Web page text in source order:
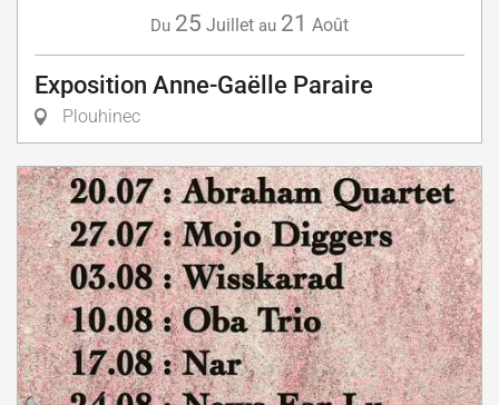
Du 25 Juillet au 21 Août
Exposition Anne-Gaëlle Paraire
Plouhinec